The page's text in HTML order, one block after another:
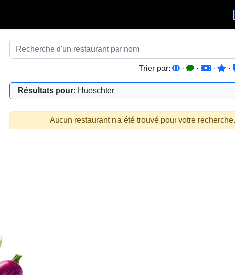
Trier par: · · · ·
Résultats pour: Hueschter
Aucun restaurant n'a été trouvé pour votre recherche.